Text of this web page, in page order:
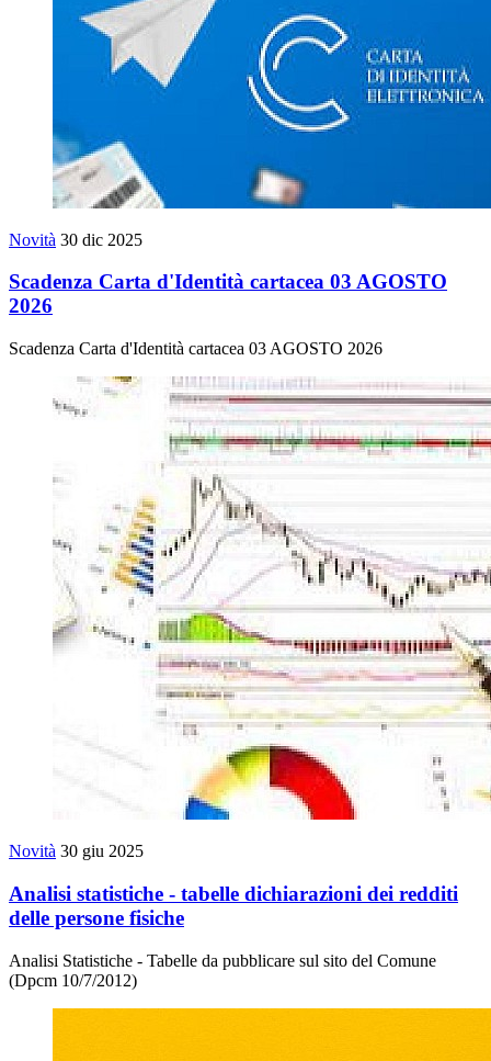
Novità 30 dic 2025
Scadenza Carta d'Identità cartacea 03 AGOSTO
2026
Scadenza Carta d'Identità cartacea 03 AGOSTO 2026
Novità 30 giu 2025
Analisi statistiche - tabelle dichiarazioni dei redditi
delle persone fisiche
Analisi Statistiche - Tabelle da pubblicare sul sito del Comune
(Dpcm 10/7/2012)